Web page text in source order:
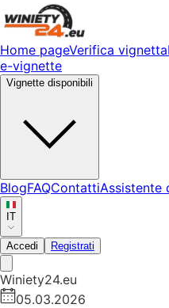
Home pageVerifica vignetta
e-vignette
Vignette disponibili
BlogFAQContattiAssistente
IT
Accedi Registrati
Winiety24.eu
05.03.2026